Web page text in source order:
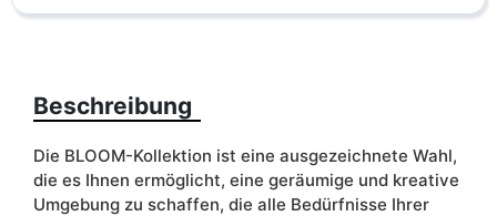
Beschreibung
Die BLOOM-Kollektion ist eine ausgezeichnete Wahl,
die es Ihnen ermöglicht, eine geräumige und kreative
Umgebung zu schaffen, die alle Bedürfnisse Ihrer